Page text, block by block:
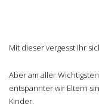
Mit dieser vergesst Ihr
Aber am aller
entspannter wir Eltern
Kinder.